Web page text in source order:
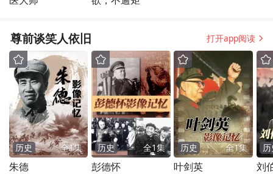
尊前谈笑人依旧 打开app阅读
历史 全1集
朱德
历史 全1集
彭德怀
历史 全1集
叶剑英 刘